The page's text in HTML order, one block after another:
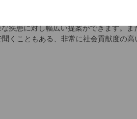
ップクラスの会社で、整形のドクター
場の一つです。
疾患に対し幅広い提案ができます。
くこともある、非常に社会貢献度の高